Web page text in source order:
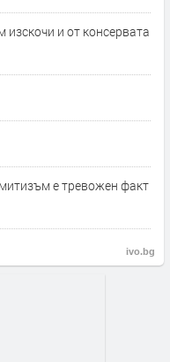
и от консервата
е тревожен факт
ivo.bg